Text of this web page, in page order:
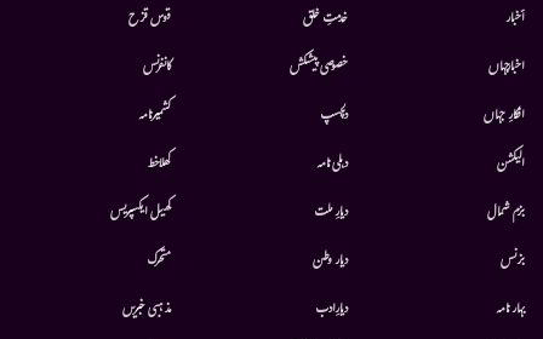
أخبار
اخبارجہاں
افکارِ جہاں
الیکشن
بزم شمال
بزنس
بہار نامہ
خدمتِ خلق
خصوصی پیشکش
دلچسپ
دہلی نامہ
دیارِ ملت
دیار وطن
دیارِادب
قوس قزح
کانفرنس
کشمیرنامہ
کھلاخط
کھیل ایکسپریس
متحرك
مذہبی خبریں